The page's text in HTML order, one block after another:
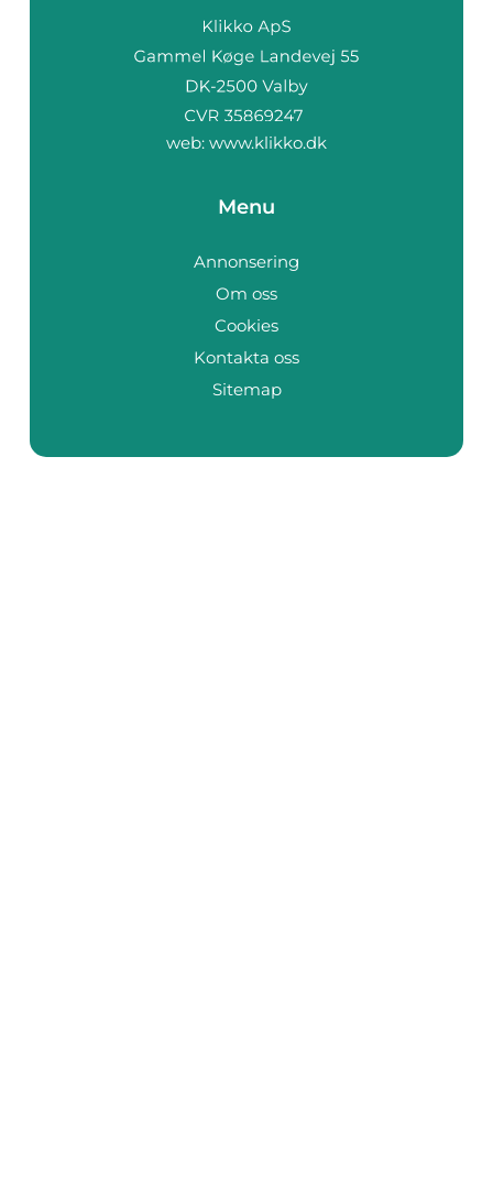
web: www.klikko.dk
Menu
Annonsering
Om oss
Cookies
Kontakta oss
Sitemap